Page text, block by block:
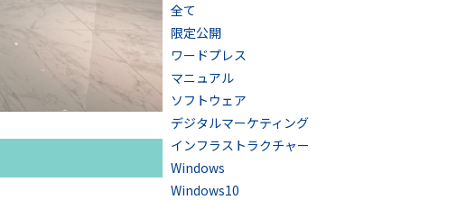
全て
限定公開
ワードプレス
マニュアル
ソフトウェア
デジタルマーケティング
インフラストラクチャー
Windows
Windows10